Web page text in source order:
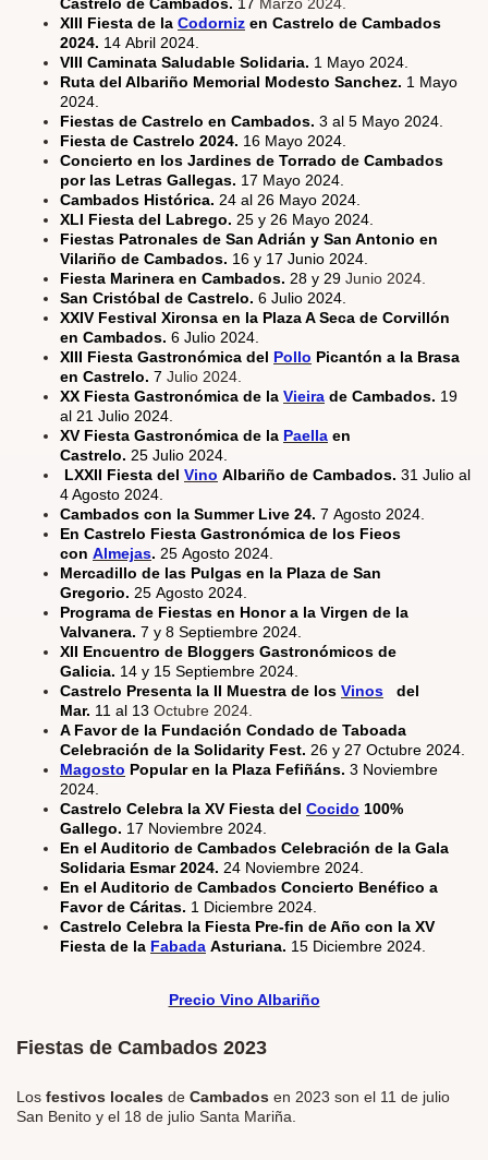
Castrelo de Cambados. 17 Marzo 2024.
XIII Fiesta de la Codorniz en Castrelo de Cambados
2024. 14 Abril 2024.
VIII Caminata Saludable Solidaria. 1 Mayo 2024.
Ruta del Albariño Memorial Modesto Sanchez. 1 Mayo
2024.
Fiestas de Castrelo en Cambados. 3 al 5 Mayo 2024.
Fiesta de Castrelo 2024. 16 Mayo 2024.
Concierto en los Jardines de Torrado de Cambados
por las Letras Gallegas. 17 Mayo 2024.
Cambados Histórica. 24 al 26 Mayo 2024.
XLI Fiesta del Labrego. 25 y 26 Mayo 2024.
Fiestas Patronales de San Adrián y San Antonio en
Vilariño de Cambados. 16 y 17 Junio 2024.
Fiesta Marinera en Cambados. 28 y 29 Junio 2024.
San Cristóbal de Castrelo. 6 Julio 2024.
XXIV Festival Xironsa en la Plaza A Seca de Corvillón
en Cambados. 6 Julio 2024.
XIII Fiesta Gastronómica del Pollo Picantón a la Brasa
en Castrelo. 7 Julio 2024.
XX Fiesta Gastronómica de la Vieira de Cambados. 19
al 21 Julio 2024.
XV Fiesta Gastronómica de la Paella en
Castrelo. 25 Julio 2024.
LXXII Fiesta del Vino Albariño de Cambados. 31 Julio al
4 Agosto 2024.
Cambados con la Summer Live 24. 7 Agosto 2024.
En Castrelo Fiesta Gastronómica de los Fieos
con Almejas. 25 Agosto 2024.
Mercadillo de las Pulgas en la Plaza de San
Gregorio. 25 Agosto 2024.
Programa de Fiestas en Honor a la Virgen de la
Valvanera. 7 y 8 Septiembre 2024.
XII Encuentro de Bloggers Gastronómicos de
Galicia. 14 y 15 Septiembre 2024.
Castrelo Presenta la II Muestra de los Vinos
del
Mar. 11 al 13 Octubre 2024.
A Favor de la Fundación Condado de Taboada
Celebración de la Solidarity Fest. 26 y 27 Octubre 2024.
Magosto Popular en la Plaza Fefiñáns. 3 Noviembre
2024.
Castrelo Celebra la XV Fiesta del Cocido 100%
Gallego. 17 Noviembre 2024.
En el Auditorio de Cambados Celebración de la Gala
Solidaria Esmar 2024. 24 Noviembre 2024.
En el Auditorio de Cambados Concierto Benéfico a
Favor de Cáritas. 1 Diciembre 2024.
Castrelo Celebra la Fiesta Pre-fin de Año con la XV
Fiesta de la Fabada Asturiana. 15 Diciembre 2024.
Precio Vino Albariño
Fiestas de Cambados 2023
Los festivos locales de Cambados en 2023 son el 11 de julio
San Benito y el 18 de julio Santa Mariña.